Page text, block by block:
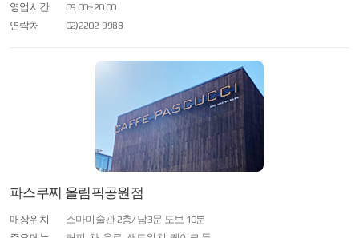
영업시간
09:00~20:00
연락처
02)2202-9988
파스쿠찌 올림픽공원점
매장위치
소마미술관 2층/ 남3문 도보 10분